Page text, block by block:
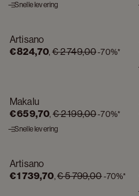
Snelle levering
OP = OP
Artisano
€ 824,70, € 2 749,00-70%*
OP = OP
Makalu
€ 659,70, € 2 199,00-70%*
Snelle levering
OP = OP
Artisano
€ 1 739,70,€ 5 799,00-70%*